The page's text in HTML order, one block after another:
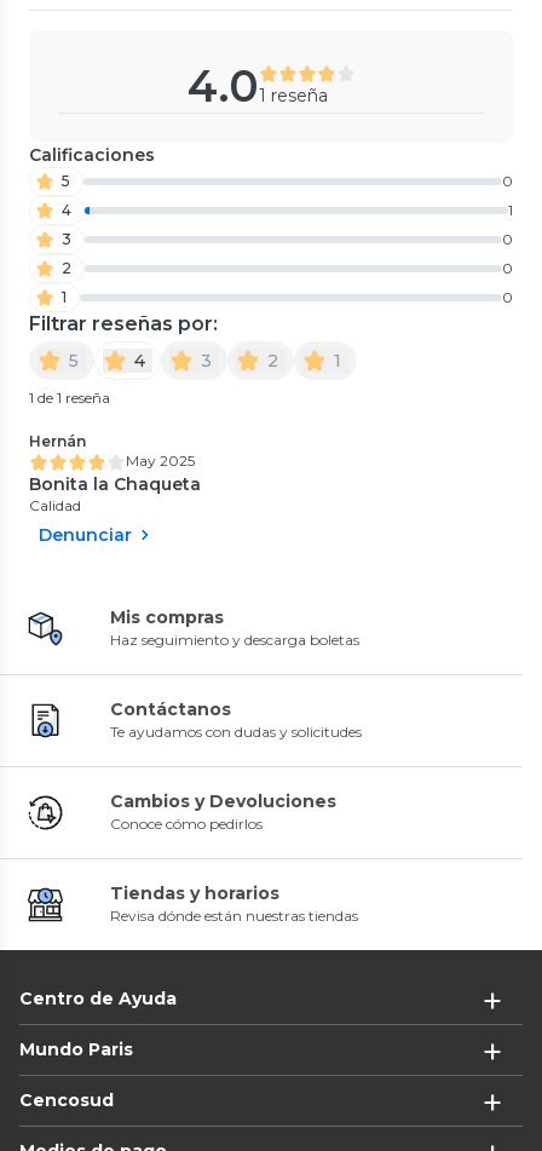
4.01 reseña
Calificaciones
5
0
4
1
3
0
2
0
1
0
Filtrar reseñas por:
5 4 3 2 1
1 de 1 reseña
Hernán
May 2025
Bonita la Chaqueta
Calidad
Denunciar
Mis compras
Haz seguimiento y descarga boletas
Contáctanos
Te ayudamos con dudas y solicitudes
Cambios y Devoluciones
Conoce cómo pedirlos
Tiendas y horarios
Revisa dónde están nuestras tiendas
Centro de Ayuda
Mundo Paris
Cencosud